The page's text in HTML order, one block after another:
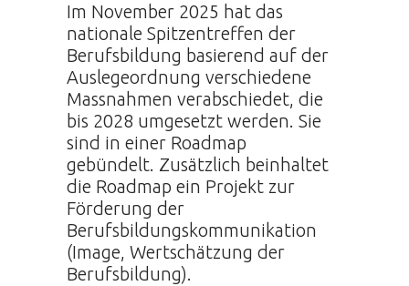
Im November 2025 hat das
nationale Spitzentreffen der
Berufsbildung basierend auf der
Auslegeordnung verschiedene
Massnahmen verabschiedet, die
bis 2028 umgesetzt werden. Sie
sind in einer Roadmap
gebündelt. Zusätzlich beinhaltet
die Roadmap ein Projekt zur
Förderung der
Berufsbildungskommunikation
(Image, Wertschätzung der
Berufsbildung).